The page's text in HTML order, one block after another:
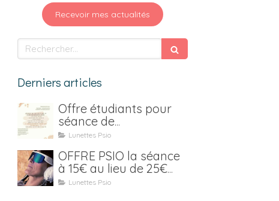
Recevoir mes actualités
Rechercher
Derniers articles
Offre étudiants pour
séance de
luminothérapie Psio
Lunettes Psio
OFFRE PSIO la séance
à 15€ au lieu de 25€
jusqu'au 15 janvier 2021
Lunettes Psio